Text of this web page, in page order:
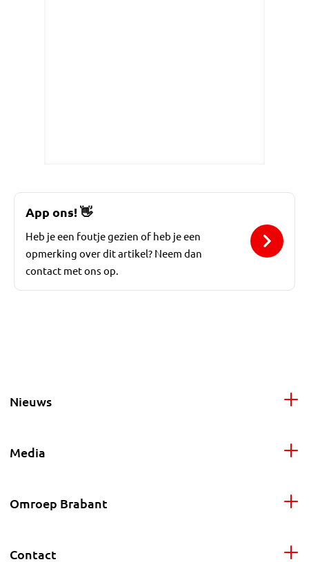
App ons! 👋
Heb je een foutje gezien of heb je een
opmerking over dit artikel? Neem dan
contact met ons op.
Nieuws
Media
Omroep Brabant
Contact